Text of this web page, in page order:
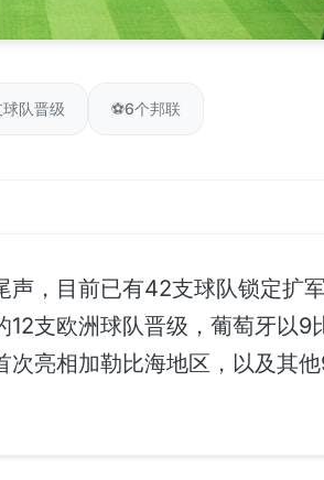
队晋级 ⚽6个邦联
声，目前已有42支球队锁定扩
支欧洲球队晋级，葡萄牙以9
亮相加勒比海地区，以及其